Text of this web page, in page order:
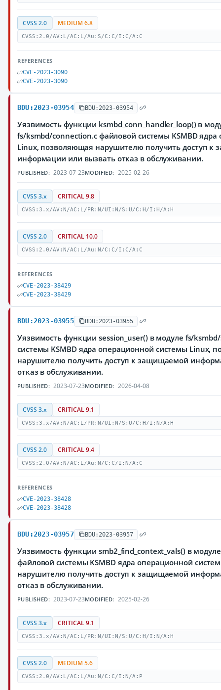
CVSS 2.0 MEDIUM 6.8
CVSS:2.0/AV:L/AC:L/Au:S/C:C/I:C/A:C
REFERENCES
CVE-2023-3090
CVE-2023-3090
BDU:2023-03954 BDU:2023-03954
Уязвимость функции ksmbd_conn_handler_loop() в
fs/ksmbd/connection.c файловой системы KSMBD
Linux, позволяющая нарушителю получить доступ к
информации или вызвать отказ в обслуживании.
PUBLISHED: 2023-07-23MODIFIED: 2025-02-26
CVSS 3.x CRITICAL 9.8
CVSS:3.x/AV:N/AC:L/PR:N/UI:N/S:U/C:H/I:H/A:H
CVSS 2.0 CRITICAL 10.0
CVSS:2.0/AV:N/AC:L/Au:N/C:C/I:C/A:C
REFERENCES
CVE-2023-38429
CVE-2023-38429
BDU:2023-03955 BDU:2023-03955
Уязвимость функции session_user() в модуле fs/
системы KSMBD ядра операционной системы Linux,
нарушителю получить доступ к защищаемой
отказ в обслуживании.
PUBLISHED: 2023-07-23MODIFIED: 2026-04-08
CVSS 3.x CRITICAL 9.1
CVSS:3.x/AV:N/AC:L/PR:N/UI:N/S:U/C:H/I:N/A:H
CVSS 2.0 CRITICAL 9.4
CVSS:2.0/AV:N/AC:L/Au:N/C:C/I:N/A:C
REFERENCES
CVE-2023-38428
CVE-2023-38428
BDU:2023-03957 BDU:2023-03957
Уязвимость функции smb2_find_context_vals() в
файловой системы KSMBD ядра операционной
нарушителю получить доступ к защищаемой
отказ в обслуживании.
PUBLISHED: 2023-07-23MODIFIED: 2025-02-26
CVSS 3.x CRITICAL 9.1
CVSS:3.x/AV:N/AC:L/PR:N/UI:N/S:U/C:H/I:N/A:H
CVSS 2.0 MEDIUM 5.6
CVSS:2.0/AV:L/AC:L/Au:N/C:C/I:N/A:P